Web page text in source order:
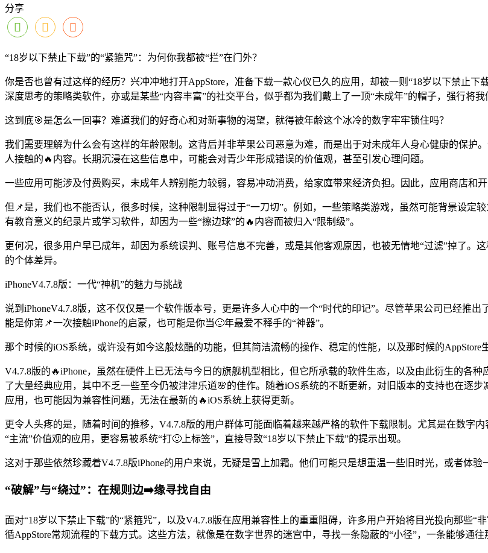
分享
“18岁以下禁止下载”的“紧箍咒”：为何你我都被“拦”在门外？
你是否也曾有过这样的经历？兴冲冲地打开AppStore，准备下载一款心仪已久的应用，却被一则“18岁以下禁止
深度思考的策略类软件，亦或是某些“内容丰富”的社交平台，似乎都为我们戴上了一顶“未成年”的帽子，强行将我
这到底🎯是怎么一回事？难道我们的好奇心和对新事物的渴望，就得被年龄这个冰冷的数字牢牢锁住吗？
我们需要理解为什么会有这样的年龄限制。这背后并非苹果公司恶意为难，而是出于对未成年人身心健康的保护
人接触的🔥内容。长期沉浸在这些信息中，可能会对青少年形成错误的价值观，甚至引发心理问题。
一些应用可能涉及付费购买，未成年人辨别能力较弱，容易冲动消费，给家庭带来经济负担。因此，应用商店和
但📌是，我们也不能否认，很多时候，这种限制显得过于“一刀切”。例如，一些策略类游戏，虽然可能背景设定
有教育意义的纪录片或学习软件，却因为一些“擦边球”的🔥内容而被归入“限制级”。
更何况，很多用户早已成年，却因为系统误判、账号信息不完善，或是其他客观原因，也被无情地“过滤”掉了。
的个体差异。
iPhoneV4.7.8版：一代“神机”的魅力与挑战
说到iPhoneV4.7.8版，这不仅仅是一个软件版本号，更是许多人心中的一个“时代的印记”。尽管苹果公司已经推
能是你第📌一次接触iPhone的启蒙，也可能是你当🙂年最爱不释手的“神器”。
那个时候的iOS系统，或许没有如今这般炫酷的功能，但其简洁流畅的操作、稳定的性能，以及那时候的AppStore
V4.7.8版的🔥iPhone，虽然在硬件上已无法与今日的旗舰机型相比，但它所承载的软件生态，以及由此衍生的各
了大量经典应用，其中不乏一些至今仍被津津乐道🌸的佳作。随着iOS系统的不断更新，对旧版本的支持也在逐
应用，也可能因为兼容性问题，无法在最新的🔥iOS系统上获得更新。
更令人头疼的是，随着时间的推移，V4.7.8版的用户群体可能面临着越来越严格的软件下载限制。尤其是在数字
“主流”价值观的应用，更容易被系统“打🙂上标签”，直接导致“18岁以下禁止下载”的提示出现。
这对于那些依然珍藏着V4.7.8版iPhone的用户来说，无疑是雪上加霜。他们可能只是想重温一些旧时光，或者体验
“破解”与“绕过”：在规则边➡️缘寻找自由
面对“18岁以下禁止下载”的“紧箍咒”，以及V4.7.8版在应用兼容性上的重重阻碍，许多用户开始将目光投向那些
循AppStore常规流程的下载方式。这些方法，就像是在数字世界的迷宫中，寻找一条隐蔽的“小径”，一条能够通往